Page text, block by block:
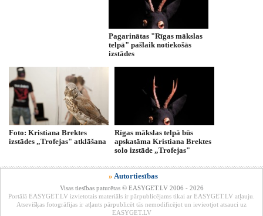
Pagarinātas "Rīgas mākslas
telpā" pašlaik notiekošās
izstādes
Foto: Kristiana Brektes
izstādes „Trofejas" atklāšana
Rīgas mākslas telpā būs
apskatāma Kristiana Brektes
solo izstāde „Trofejas"
» Autortiesības
Visas tiesības paturētas © EASYGET.LV 2006 - 2026
Portālā EASYGET.LV izvietotais materiāls ir pārpublicējams tikai ar EASYGET.LV atļauju.
Atsevišķas fotogrāfijas ir atļauts pārpublicēt tās nemodificējot un ievieotjot atsauci uz
EASYGET.LV